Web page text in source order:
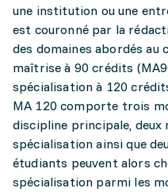
une institution ou une
est couronné par la
des domaines abordés au
maîtrise à 90 crédits
spécialisation à 120
MA 120 comporte trois
discipline principale, deux
spécialisation ainsi que
étudiants peuvent alors
spécialisation parmi les